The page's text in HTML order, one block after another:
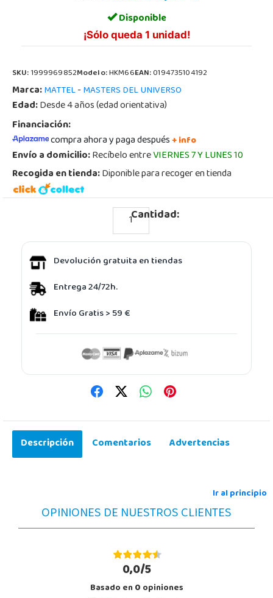
Disponible
¡Sólo queda 1 unidad!
SKU:1999969852Modelo:HKM66EAN:0194735104192
Marca:MATTEL-MASTERS DEL UNIVERSO
Edad:Desde 4 años (edad orientativa)
Financiación:
compra ahora y paga después+ info
Envío a domicilio:Recíbelo entreVIERNES 7 Y LUNES 10
Recogida en tienda:Diponible para recoger en tienda
Cantidad:
Devolución gratuita en tiendas
Entrega 24/72h.
Envío Gratis > 59 €
Descripción Comentarios Advertencias
Ir al principio
OPINIONES DE NUESTROS CLIENTES
0,0/5
Basado en0opiniones